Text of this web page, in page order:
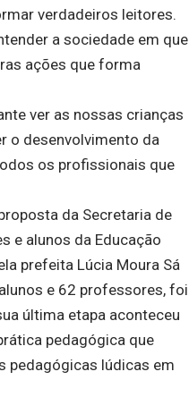
verdadeiros leitores.
a sociedade em que
ações que forma
ver as nossas crianças
o desenvolvimento da
os profissionais que
da Secretaria de
e alunos da Educação
prefeita Lúcia Moura Sá
e 62 professores, foi
última etapa aconteceu
pedagógica que
pedagógicas lúdicas em